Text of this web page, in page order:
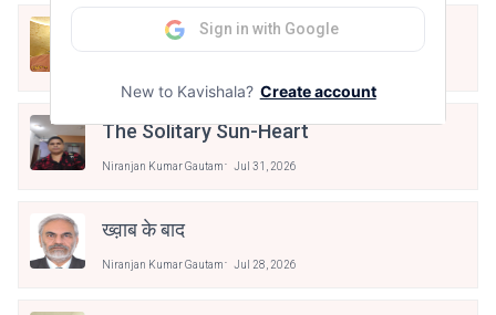
नैनो कविता: वर्षा
The Solitary Sun-Heart
Niranjan Kumar Gautam Jul 31, 2026
ख्व़ाब के बाद
Niranjan Kumar Gautam Jul 28, 2026
Sign in with Google
New to Kavishala? Create account